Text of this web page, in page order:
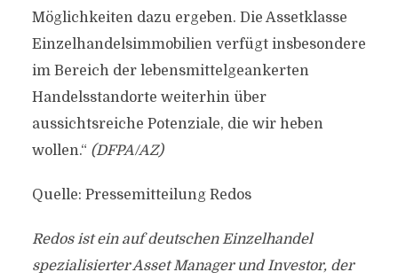
Möglichkeiten dazu ergeben. Die Assetklasse
Einzelhandelsimmobilien verfügt insbesondere
im Bereich der lebensmittelgeankerten
Handelsstandorte weiterhin über
aussichtsreiche Potenziale, die wir heben
wollen.“ (DFPA/AZ)
Quelle: Pressemitteilung Redos
Redos ist ein auf deutschen Einzelhandel
spezialisierter Asset Manager und Investor, der